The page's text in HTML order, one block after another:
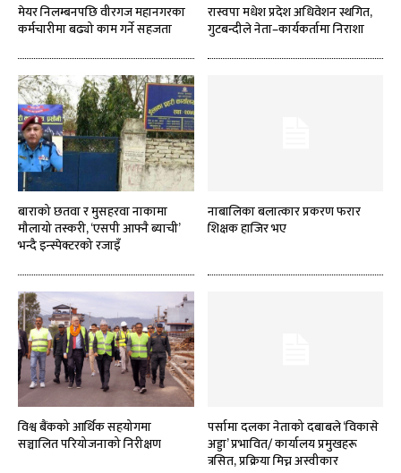
मेयर निलम्बनपछि वीरगज महानगरका
कर्मचारीमा बढ्यो काम गर्ने सहजता
रास्वपा मधेश प्रदेश अधिवेशन स्थगित,
गुटबन्दीले नेता–कार्यकर्तामा निराशा
बाराको छतवा र मुसहरवा नाकामा
मौलायो तस्करी, ‘एसपी आफ्नै ब्याची’
भन्दै इन्स्पेक्टरको रजाइँ
नाबालिका बलात्कार प्रकरण फरार
शिक्षक हाजिर भए
विश्व बैंकको आर्थिक सहयोगमा
सञ्चालित परियोजनाको निरीक्षण
पर्सामा दलका नेताको दबाबले ‘विकासे
अड्डा’ प्रभावित/ कार्यालय प्रमुखहरू
त्रसित, प्रक्रिया मिच्न अस्वीकार